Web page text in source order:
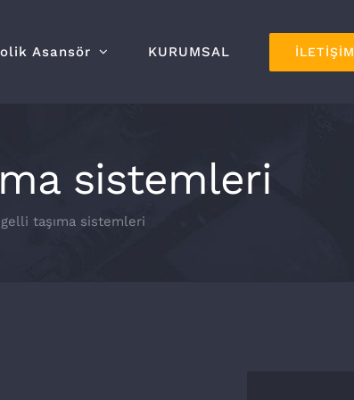
Asansör KURUMSAL İLETİŞİM
sistemleri
taşıma sistemleri